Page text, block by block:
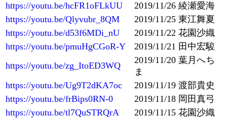
https://youtu.be/hcFR1oFLkUU
2019/11/26 綾瀬愛海
https://youtu.be/Qlyvubr_8QM
2019/11/25 東江舞夏
https://youtu.be/d53f6MDi_nU
2019/11/22 花園沙織
https://youtu.be/pmuHgCGoR-Y
2019/11/21 田中宏駿
https://youtu.be/zg_ItoED3WQ
2019/11/20 葉月へち
ま
https://youtu.be/Ug9T2dKA7oc
2019/11/19 渡部貴史
https://youtu.be/frBips0RN-0
2019/11/18 岡田真弓
https://youtu.be/tl7QuSTRQrA
2019/11/15 花園沙織